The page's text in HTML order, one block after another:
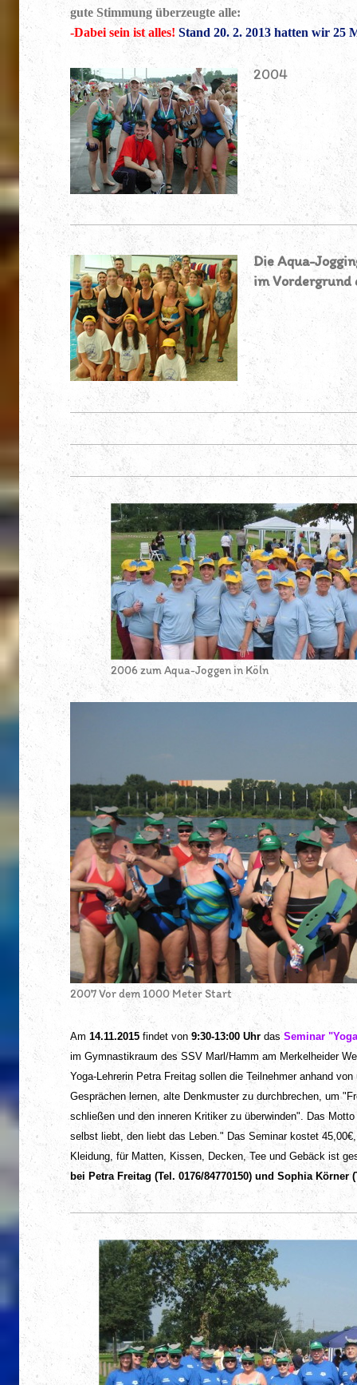
gute Stimmung überzeugte alle:
-Dabei sein ist alles! Stand 20. 2. 2013 hatten wir 25
2004
Die Aqua-
im Vordergrund
2006 zum Aqua-Joggen in Köln
2007 Vor dem 1000 Meter Start
Am 14.11.2015findet von 9:30-13:00 Uhrdas Seminar
im Gymnastikraum des SSV Marl/Hamm am Merkelheider
Yoga-Lehrerin Petra Freitag sollen die Teilnehmer anhand
Gesprächen lernen, alte Denkmuster zu durchbrechen, um
schließen und den inneren Kritiker zu überwinden". Das
selbst liebt, den liebt das Leben." Das Seminar kostet
Kleidung, für Matten, Kissen, Decken, Tee und Gebäck ist
bei Petra Freitag (Tel. 0176/84770150) und Sophia Körner